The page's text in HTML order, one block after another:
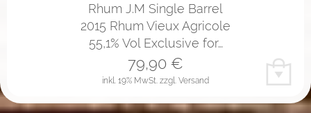
Rhum J.M Single Barrel
2015 Rhum Vieux Agricole
55,1% Vol Exclusive for…
inkl. 19% MwSt. zzgl. Versand
79,90 €